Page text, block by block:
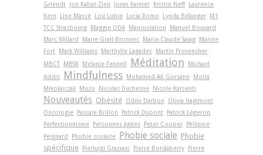
Griendt
Jon Kabat-Zinn Joran Farnier Kristin Neff
Laurence
Kern
Line Massé Lou Lubie Lucia Romo Lynda Bélanger
M1
TCC Strasbourg
Maggie ODA Manipulation
Manuel Bouvard
Marc Willard
Marie Grall-Bronnec Marie-Claude Saiag
Marine
Fort
Mark Williams Marthylle Lagadec
Martin Provencher
MBCT
MBSR Melanie Fennell Méditation
Michael
Addis
Mindfulness Mohamed-Ali Gorsane
Moïra
Mikolajczak
Muzo Nicolas Duchesne Nicole Karsenti
Nouveautés Obésité Odile Darbon
Olivia Hagimont
Oncologie
Pascale Brillon Patrick Dupont
Patrick Légeron
Perfectionnisme
Personnes âgées Peter Cooper
Philippe
Peignard
Phobie scolaire Phobie sociale Phobie
spécifique
Pierluigi Graziani Pierre Bordaberry
Pierre